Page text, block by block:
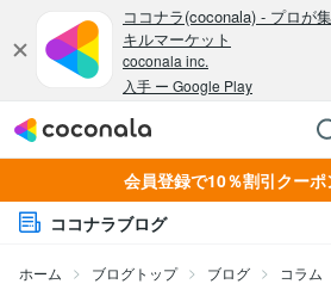
会員登録で10％割引クーポ
ココナラブログ
ホーム ブログトップ ブログ コラム